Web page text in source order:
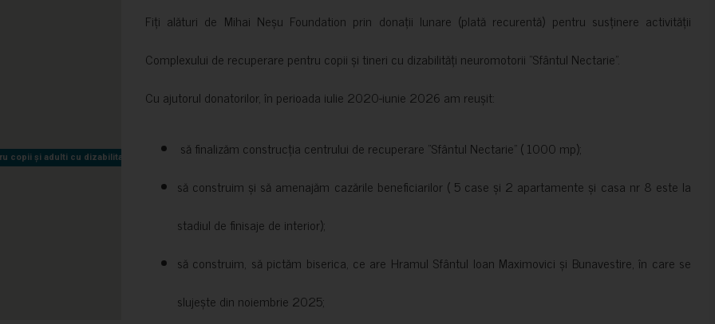
copii și adulti cu dizabilitati neuromotorii Sfântul Nectarie
copii și adulti cu dizabilitati neuromotorii Sfântul Nectarie
Fiți alături de Mihai Neșu Foundation prin donații lunare (plată recurentă) pentru susținere activității
Complexului de recuperare pentru copii și tineri cu dizabilități neuromotorii ”Sfântul Nectarie”.
Cu ajutorul donatorilor, în perioada iulie 2020-iunie 2026 am reușit:
să finalizăm construcția centrului de recuperare ”Sfântul Nectarie” ( 1000 mp);
să construim și să amenajăm cazările beneficiarilor ( 5 case și 2 apartamente și casa nr 8 este la
stadiul de finisaje de interior);
să construim, să pictăm biserica, ce are Hramul Sfântul Ioan Maximovici și Bunavestire, în care se
slujește din noiembrie 2025;